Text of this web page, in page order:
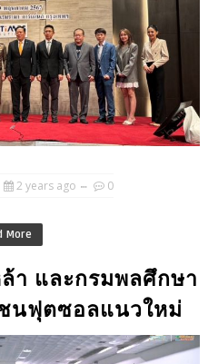
2 years ago 0
More
า และกรมพลศึกษา
นฟุตซอลแนวใหม่